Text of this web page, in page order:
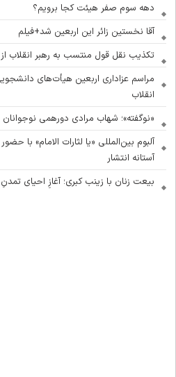
دهه سوم صفر هیئت کجا برویم؟
آقا نخستین زائر این اربعین شد+فیلم
تکذیب نقل قول منتسب به رهبر انقلاب
مراسم عزاداری اربعین هیأت‌های
انقلاب
«نوگفته»؛ شهاب مرادی دورهمی نوجوانان را
آلبوم بین‌المللی «یا لثارات الامام» با
آستانه انتشار
بیعت زنان با زینب کبری؛ آغازِ احیای